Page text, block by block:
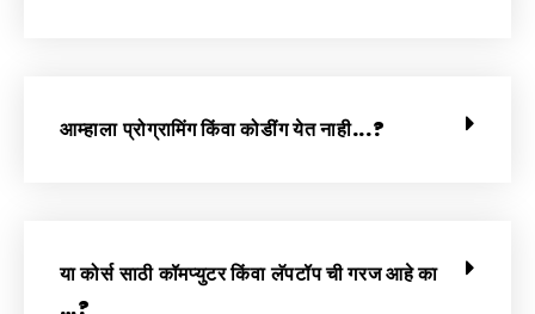
आम्हाला प्रोग्रामिंग किंवा कोडींग येत नाही...?
या कोर्स साठी कॉमप्युटर किंवा लॅपटॉप ची गरज आहे का
…?